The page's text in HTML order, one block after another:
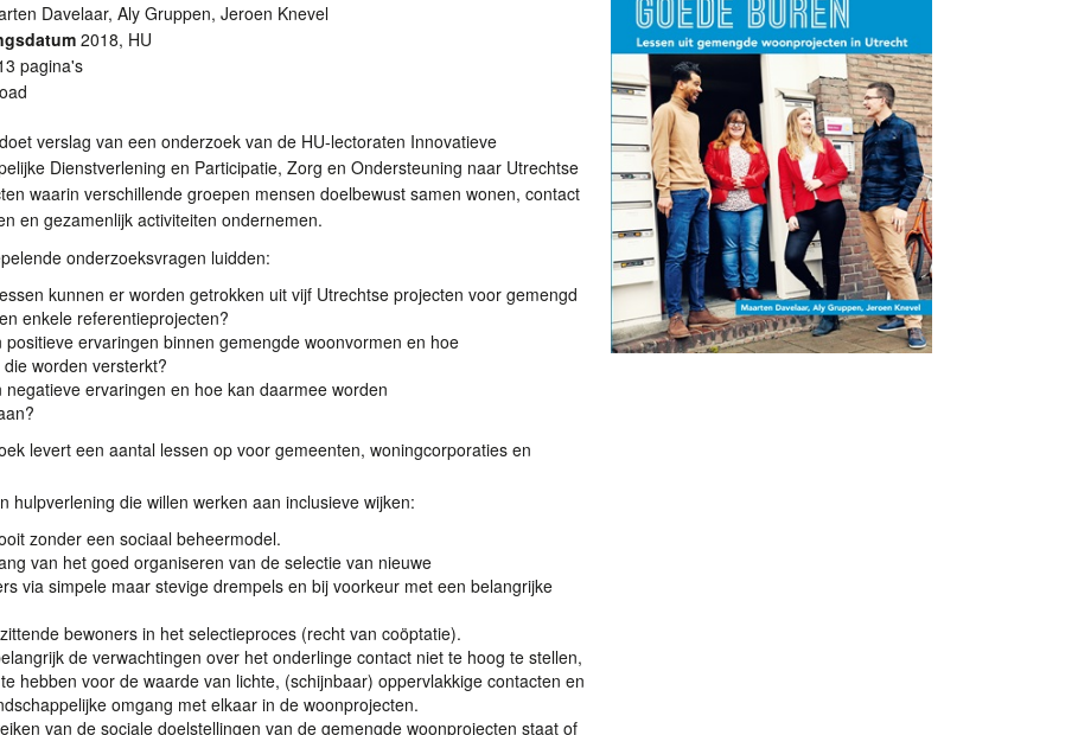
Davelaar, Aly Gruppen, Jeroen Knevel
2018, HU
pagina's
verslag van een onderzoek van de HU-lectoraten Innovatieve
Dienstverlening en Participatie, Zorg en Ondersteuning naar Utrechtse
waarin verschillende groepen mensen doelbewust samen wonen, contact
en gezamenlijk activiteiten ondernemen.
onderzoeksvragen luidden:
kunnen er worden getrokken uit vijf Utrechtse projecten voor gemengd
enkele referentieprojecten?
positieve ervaringen binnen gemengde woonvormen en hoe
worden versterkt?
negatieve ervaringen en hoe kan daarmee worden
levert een aantal lessen op voor gemeenten, woningcorporaties en
hulpverlening die willen werken aan inclusieve wijken:
zonder een sociaal beheermodel.
van het goed organiseren van de selectie van nieuwe
via simpele maar stevige drempels en bij voorkeur met een belangrijke
bewoners in het selectieproces (recht van coöptatie).
de verwachtingen over het onderlinge contact niet te hoog te stellen,
hebben voor de waarde van lichte, (schijnbaar) oppervlakkige contacten en
omgang met elkaar in de woonprojecten.
van de sociale doelstellingen van de gemengde woonprojecten staat of